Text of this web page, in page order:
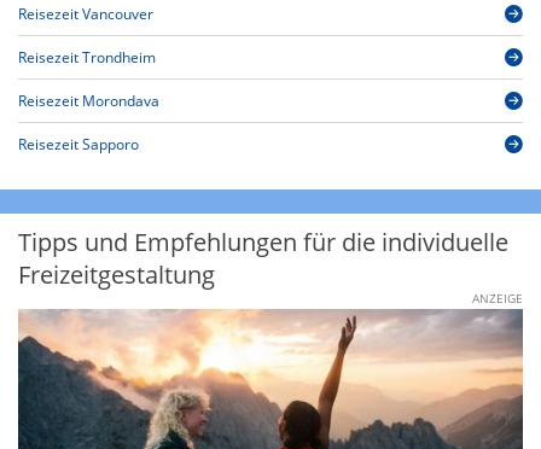
Reisezeit Vancouver
Reisezeit Trondheim
Reisezeit Morondava
Reisezeit Sapporo
Tipps und Empfehlungen für die individuelle
Freizeitgestaltung
ANZEIGE